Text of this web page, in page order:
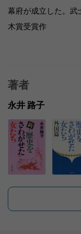
幕府が成立した。武
木賞受賞作
著者
永井 路子